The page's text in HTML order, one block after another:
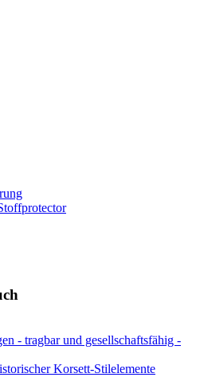
- tragbar und gesellschaftsfähig -
Korsett-Stilelemente